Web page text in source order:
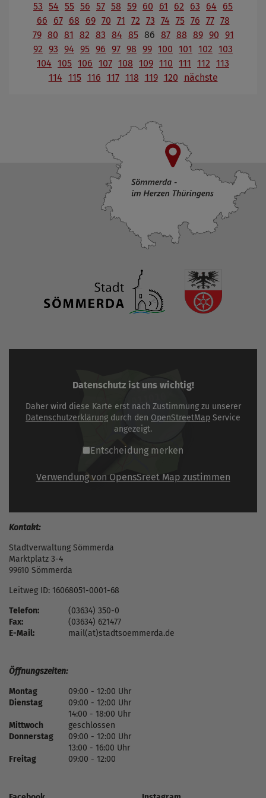
53 54 55 56 57 58 59 60 61 62 63 64
65
66
67 68 69 70 71 72 73 74 75 76 77 78
79 80 81 82 83 84 85 86 87 88 89 90 91
92 93 94 95 96 97 98 99 100 101 102 103
104 105 106 107 108 109 110 111 112 113
114 115 116 117 118 119 120 nächste
Datenschutz ist uns wichtig!
Daher wird diese Karte erst nach Zustimmung zu unserer
Datenschutzerklärung durch den OpenStreetMap Service
angezeigt.
Entscheidung merken
Verwendung von OpensSreet Map zustimmen
Kontakt:
Stadtverwaltung Sömmerda
Marktplatz 3-4
99610 Sömmerda
Leitweg ID: 16068051-0001-68
Telefon:
(03634) 350-0
Fax:
(03634) 621477
E-Mail:
mail(at)stadtsoemmerda.de
Öffnungszeiten:
Montag
09:00 - 12:00 Uhr
Dienstag
09:00 - 12:00 Uhr
14:00 - 18:00 Uhr
Mittwoch
geschlossen
Donnerstag
09:00 - 12:00 Uhr
13:00 - 16:00 Uhr
Freitag
09:00 - 12:00